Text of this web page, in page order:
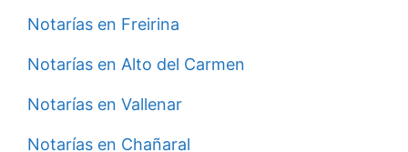
Notarías en Freirina
Notarías en Alto del Carmen
Notarías en Vallenar
Notarías en Chañaral